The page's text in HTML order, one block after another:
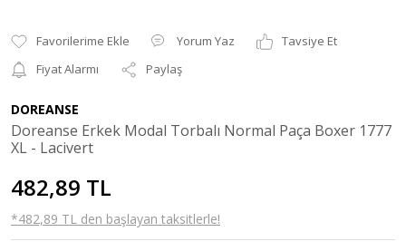
Yorum Yaz
Tavsiye Et
Fiyat Alarmı
Paylaş
DOREANSE
Doreanse Erkek Modal Torbalı Normal Paça Boxer 1777
XL - Lacivert
482,89 TL
*482,89 TL den başlayan taksitlerle!